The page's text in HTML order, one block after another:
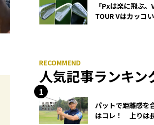
「Pxは楽に飛ぶ。
TOUR Vはカッコ
人気記事ランキン
パットで距離感を
はコレ！ 上りは